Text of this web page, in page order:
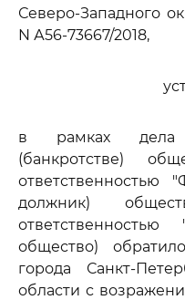
Северо-Западного
N А56-73667/2018,
в рамках дела
(банкротстве)
ответственностью
должник)
общество)
города Санкт-
области с